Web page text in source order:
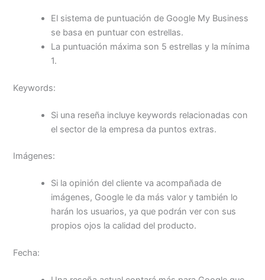
El sistema de puntuación de Google My Business
se basa en puntuar con estrellas.
La puntuación máxima son 5 estrellas y la mínima
1.
Keywords:
Si una reseña incluye keywords relacionadas con
el sector de la empresa da puntos extras.
Imágenes:
Si la opinión del cliente va acompañada de
imágenes, Google le da más valor y también lo
harán los usuarios, ya que podrán ver con sus
propios ojos la calidad del producto.
Fecha: